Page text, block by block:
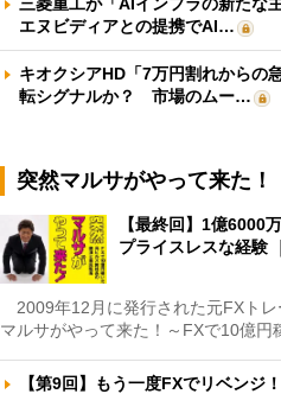
エヌビディアとの提携でAI…
キオクシアHD「7万円割れからの
転シグナルか？ 市場のムー…
突然マルサがやって来た！
【最終回】1億6000
プライスレスな経験
2009年12月に発行された元FXト
マルサがやって来た！～FXで10億円
【第9回】もう一度FXでリベン